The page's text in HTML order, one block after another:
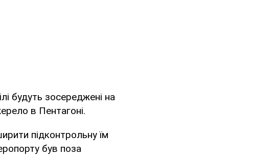
будуть зосереджені на
в Пентагоні.
підконтрольну їм
був поза